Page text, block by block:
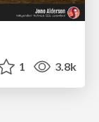
1 3.8k